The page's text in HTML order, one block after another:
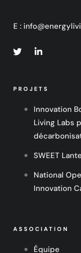
E :
PROJETS
Innovation
Living Labs
SWEET
National
Innovation
ASSOCIATION
Équipe